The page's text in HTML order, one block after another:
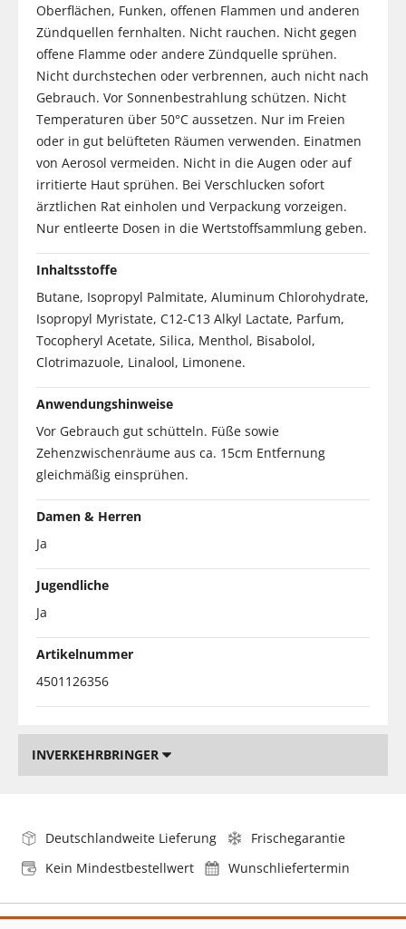
Oberflächen, Funken, offenen Flammen und anderen
Zündquellen fernhalten. Nicht rauchen. Nicht gegen
offene Flamme oder andere Zündquelle sprühen.
Nicht durchstechen oder verbrennen, auch nicht nach
Gebrauch. Vor Sonnenbestrahlung schützen. Nicht
Temperaturen über 50°C aussetzen. Nur im Freien
oder in gut belüfteten Räumen verwenden. Einatmen
von Aerosol vermeiden. Nicht in die Augen oder auf
irritierte Haut sprühen. Bei Verschlucken sofort
ärztlichen Rat einholen und Verpackung vorzeigen.
Nur entleerte Dosen in die Wertstoffsammlung geben.
Inhaltsstoffe
Butane, Isopropyl Palmitate, Aluminum Chlorohydrate,
Isopropyl Myristate, C12-C13 Alkyl Lactate, Parfum,
Tocopheryl Acetate, Silica, Menthol, Bisabolol,
Clotrimazuole, Linalool, Limonene.
Anwendungshinweise
Vor Gebrauch gut schütteln. Füße sowie
Zehenzwischenräume aus ca. 15cm Entfernung
gleichmäßig einsprühen.
Damen & Herren
Ja
Jugendliche
Ja
Artikelnummer
4501126356
INVERKEHRBRINGER
Deutschlandweite Lieferung
Frischegarantie
Kein Mindestbestellwert
Wunschliefertermin